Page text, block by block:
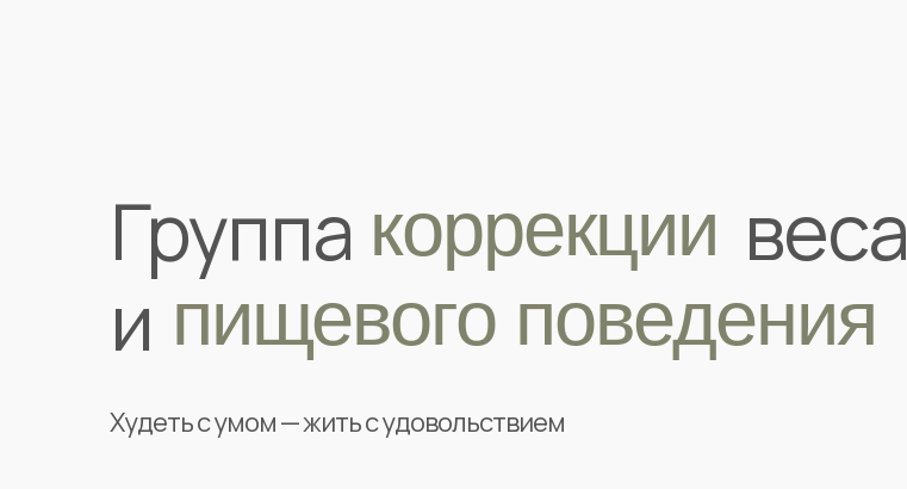
и
Худеть с умом — жить с удовольствием
веса
Группа
пищевого поведения
коррекции